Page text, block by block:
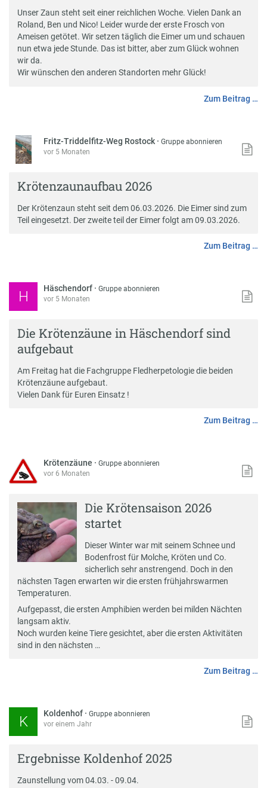
Unser Zaun steht seit einer reichlichen Woche. Vielen Dank an
Roland, Ben und Nico! Leider wurde der erste Frosch von
Ameisen getötet. Wir setzen täglich die Eimer um und schauen
nun etwa jede Stunde. Das ist bitter, aber zum Glück wohnen
wir da.
Wir wünschen den anderen Standorten mehr Glück!
Zum Beitrag …
Fritz-Triddelfitz-Weg Rostock ·Gruppe abonnieren
vor 5 Monaten
Krötenzaunaufbau 2026
Der Krötenzaun steht seit dem 06.03.2026. Die Eimer sind zum
Teil eingesetzt. Der zweite teil der Eimer folgt am 09.03.2026.
Zum Beitrag …
H Häschendorf ·Gruppe abonnieren
vor 5 Monaten
Die Krötenzäune in Häschendorf sind
aufgebaut
Am Freitag hat die Fachgruppe Fledherpetologie die beiden
Krötenzäune aufgebaut.
Vielen Dank für Euren Einsatz !
Zum Beitrag …
Krötenzäune ·Gruppe abonnieren
vor 6 Monaten
Die Krötensaison 2026
startet
Dieser Winter war mit seinem Schnee und
Bodenfrost für Molche, Kröten und Co.
sicherlich sehr anstrengend. Doch in den
nächsten Tagen erwarten wir die ersten frühjahrswarmen
Temperaturen.
Aufgepasst, die ersten Amphibien werden bei milden Nächten
langsam aktiv.
Noch wurden keine Tiere gesichtet, aber die ersten Aktivitäten
sind in den nächsten …
Zum Beitrag …
K Koldenhof ·Gruppe abonnieren
vor einem Jahr
Ergebnisse Koldenhof 2025
Zaunstellung vom 04.03. - 09.04.